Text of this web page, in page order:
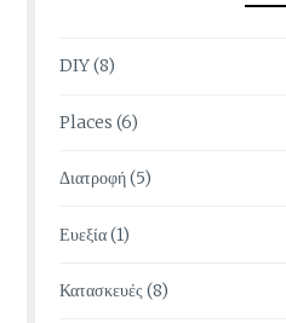
DIY(8)
Places (6)
Διατροφή(5)
Ευεξία(1)
Κατασκευές (8)